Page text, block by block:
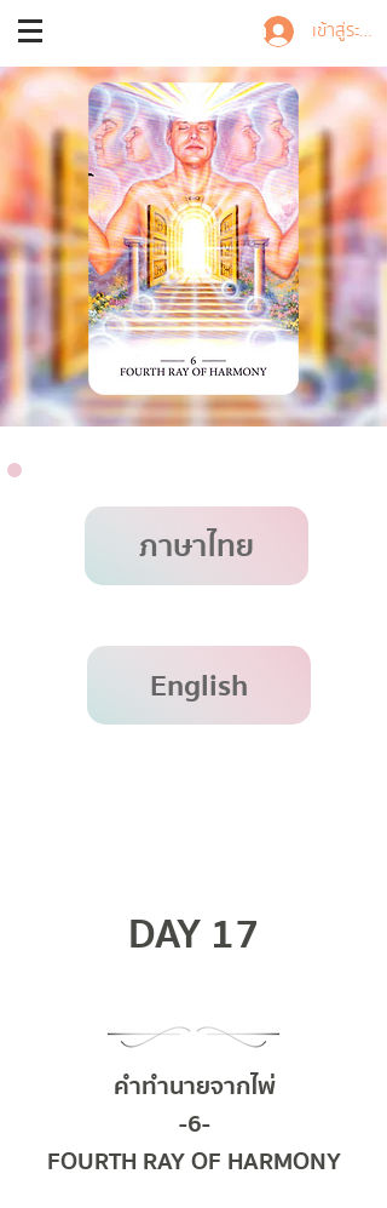
เข้าสู่ระบบ
Trainer Nalisa
DAY 17
คำทำนายจากไพ่
-6-
FOURTH RAY OF HARMONY
ภาษาไทย
English